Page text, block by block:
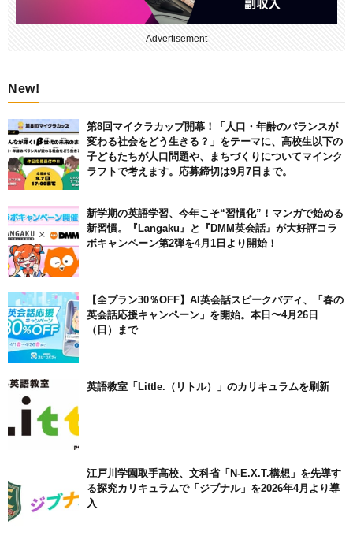
Advertisement
New!
第8回マイクラカップ開幕！「人口・年齢のバランスが
変わる社会をどう生きる？」をテーマに、高校生以下の
子どもたちが人口問題や、まちづくりについてマインク
ラフトで考えます。応募締切は9月7日まで。
新学期の英語学習、今年こそ“習慣化”！マンガで始める
新習慣。『Langaku』と『DMM英会話』が大好評コラ
ボキャンペーン第2弾を4月1日より開始！
【全プラン30％OFF】AI英会話スピークバディ、「春の
英会話応援キャンペーン」を開始。本日〜4月26日
（日）まで
英語教室「Little.（リトル）」のカリキュラムを刷新
江戸川学園取手高校、文科省「N-E.X.T.構想」を先導す
る探究カリキュラムで「ジブナル」を2026年4月より導
入